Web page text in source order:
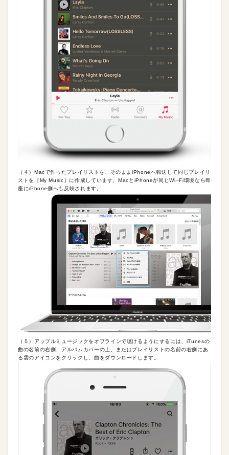
（４）Macで作ったプレイリストを、そのままiPhoneへ転送して同じプレイリ
ストを［My Music］に作成しています。MacとiPhoneが同じWi−Fi環境なら即
座にiPhone側へも反映されます。
（５）アップルミュージックをオフラインで聴けるようにするには、iTunesの
曲の名前の右側、アルバムカバーの上、またはプレイリストの名前の右側にあ
る雲のアイコンをクリックし、曲をダウンロードします。